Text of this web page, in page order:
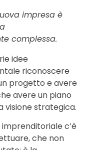
impresa è
complessa.
idee
riconoscere
progetto e avere
avere un piano
visione strategica.
c’è
che non